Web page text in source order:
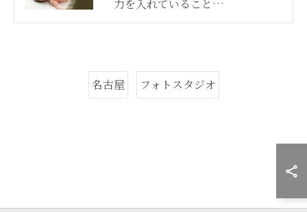
力を入れていること…
名古屋 フォトスタジオ